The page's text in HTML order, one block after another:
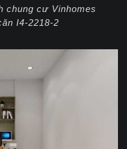
chung cư Vinhomes
I4-2218-2